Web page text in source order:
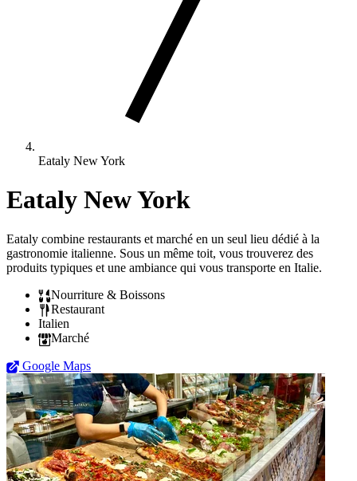
Eataly New York
Eataly New York
Eataly combine restaurants et marché en un seul lieu dédié à la
gastronomie italienne. Sous un même toit, vous trouverez des
produits typiques et une ambiance qui vous transporte en Italie.
Nourriture & Boissons
Restaurant
Italien
Marché
Google Maps